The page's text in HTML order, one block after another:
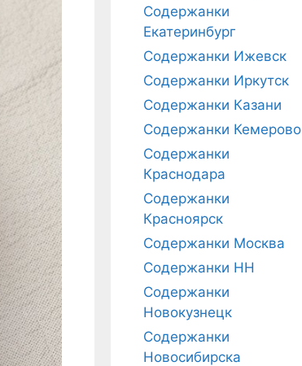
Содержанки
Екатеринбург
Содержанки Ижевск
Содержанки Иркутск
Содержанки Казани
Содержанки Кемерово
Содержанки
Краснодара
Содержанки
Красноярск
Содержанки Москва
Содержанки НН
Содержанки
Новокузнецк
Содержанки
Новосибирска